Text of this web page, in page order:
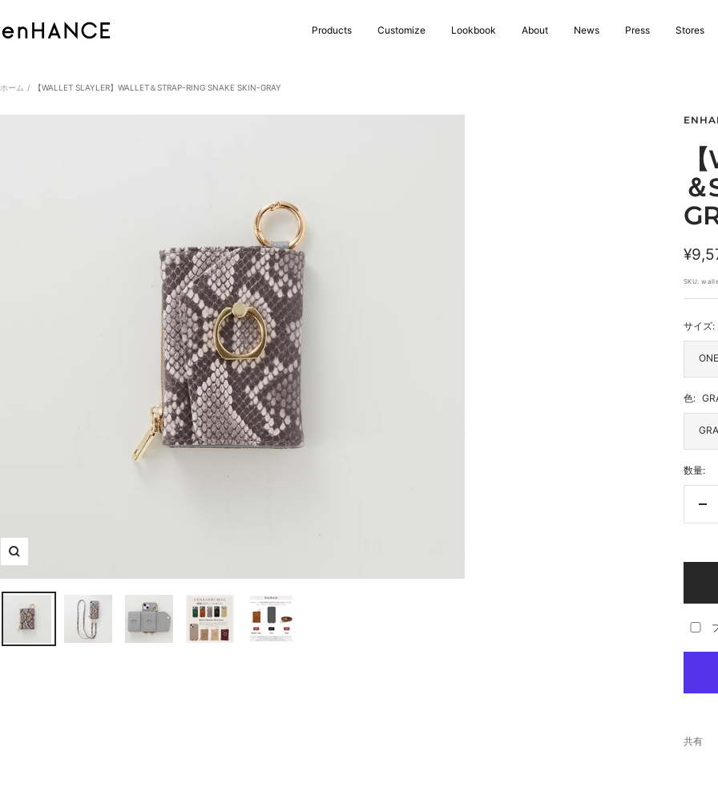
テ
へ
Products Customize Lookbook About News Press Stores
enHANCE
ホーム 【WALLET SLAYLER】WALLET＆STRAP-RING SNAKE SKIN-GRAY
ズ
ム
イ
ン
セ
ー
ル
価
SKU:
サイズ:
色:
数量:
量
共有